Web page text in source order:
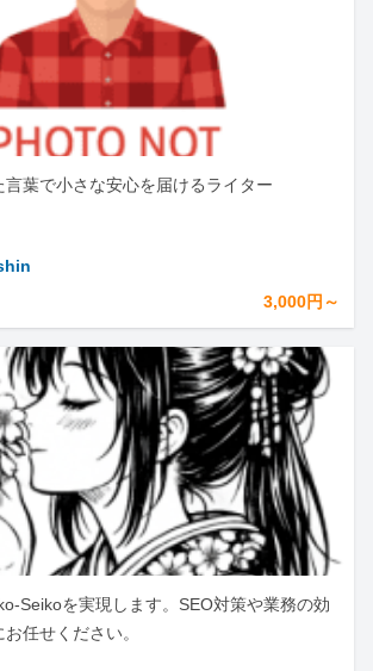
葉で小さな安心を届けるライター
3,000円～
Seikoを実現します。SEO対策や業務の効
任せください。